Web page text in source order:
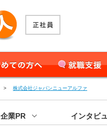
> 株式会社ジャパンニューアルファ
企業PR インタビ